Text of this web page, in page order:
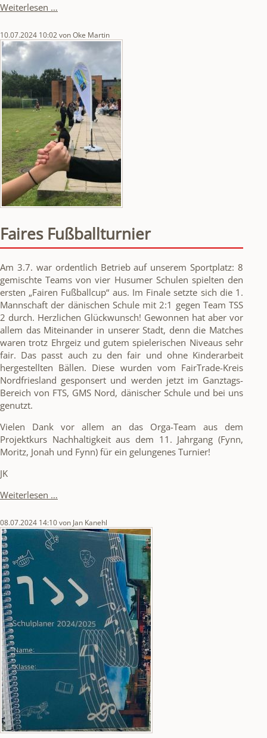
Weiterlesen …
Bergen-
Belsen
10.07.2024 10:02 von Oke Martin
Faires Fußballturnier
Am 3.7. war ordentlich Betrieb auf unserem Sportplatz: 8
gemischte Teams von vier Husumer Schulen spielten den
ersten „Fairen Fußballcup“ aus. Im Finale setzte sich die 1.
Mannschaft der dänischen Schule mit 2:1 gegen Team TSS
2 durch. Herzlichen Glückwunsch! Gewonnen hat aber vor
allem das Miteinander in unserer Stadt, denn die Matches
waren trotz Ehrgeiz und gutem spielerischen Niveaus sehr
fair. Das passt auch zu den fair und ohne Kinderarbeit
hergestellten Bällen. Diese wurden vom FairTrade-Kreis
Nordfriesland gesponsert und werden jetzt im Ganztags-
Bereich von FTS, GMS Nord, dänischer Schule und bei uns
genutzt.
Vielen Dank vor allem an das Orga-Team aus dem
Projektkurs Nachhaltigkeit aus dem 11. Jahrgang (Fynn,
Moritz, Jonah und Fynn) für ein gelungenes Turnier!
JK
Weiterlesen …
08.07.2024 14:10von Jan Kanehl